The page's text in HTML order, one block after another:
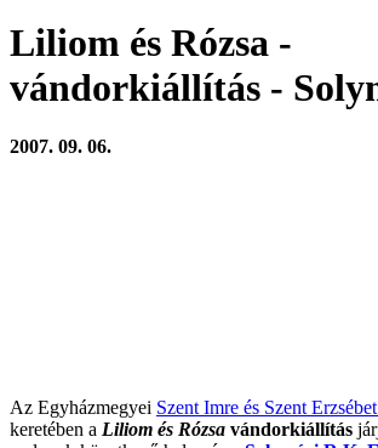
Liliom és Rózsa -
vándorkiállítás -
2007. 09. 06.
Az Egyházmegyei Szent Imre és Szent
keretében a Liliom és Rózsa vándorkiállítás